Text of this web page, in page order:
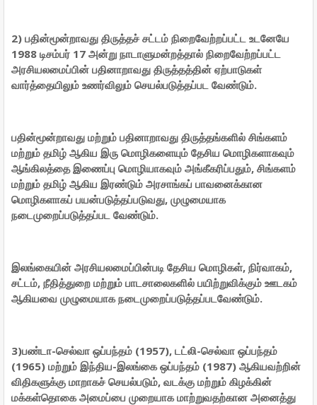
2) பதின்மூன்றாவது திருத்தச் சட்டம் நிறைவேற்றப்பட்ட உடனேயே
1988 டிசம்பர் 17 அன்று நாடாளுமன்றத்தால் நிறைவேற்றப்பட்ட
அரசியலமைப்பின் பதினாறாவது திருத்தத்தின் ஏற்பாடுகள்
வார்த்தையிலும் உணர்விலும் செயல்படுத்தப்பட வேண்டும்.
பதின்மூன்றாவது மற்றும் பதினாறாவது திருத்தங்களில் சிங்களம்
மற்றும் தமிழ் ஆகிய இரு மொழிகளையும் தேசிய மொழிகளாகவும்
ஆங்கிலத்தை இணைப்பு மொழியாகவும் அங்கீகரிப்பதும், சிங்களம்
மற்றும் தமிழ் ஆகிய இரண்டும் அரசாங்கப் பாவனைக்கான
மொழிகளாகப் பயன்படுத்தப்படுவது, முழுமையாக
நடைமுறைப்படுத்தப்பட வேண்டும்.
இலங்கையின் அரசியலமைப்பின்படி தேசிய மொழிகள், நிர்வாகம்,
சட்டம், நீதித்துறை மற்றும் பாடசாலைகளில் பயிற்றுவிக்கும் ஊடகம்
ஆகியவை முழுமையாக நடைமுறைப்படுத்தப்படவேண்டும்.
3)பண்டா-செல்வா ஒப்பந்தம் (1957), டட்லி-செல்வா ஒப்பந்தம்
(1965) மற்றும் இந்திய-இலங்கை ஒப்பந்தம் (1987) ஆகியவற்றின்
விதிகளுக்கு மாறாகச் செயல்படும், வடக்கு மற்றும் கிழக்கின்
மக்கள்தொகை அமைப்பை முறையாக மாற்றுவதற்கான அனைத்து